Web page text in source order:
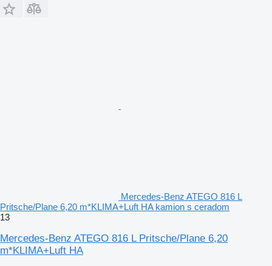
Mercedes-Benz ATEGO 816 L
Pritsche/Plane 6,20 m*KLIMA+Luft HA kamion s ceradom
13
Mercedes-Benz ATEGO 816 L Pritsche/Plane 6,20
m*KLIMA+Luft HA